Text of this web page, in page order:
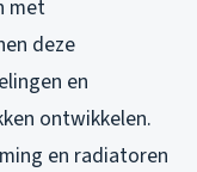
met
deze
en
ontwikkelen.
en radiatoren